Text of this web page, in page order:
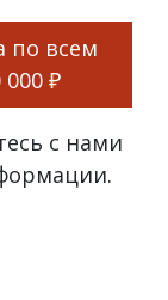
по всем
000 ₽
с нами